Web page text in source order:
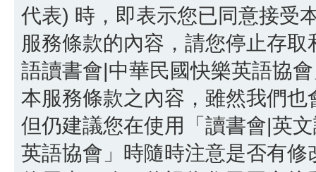
代表) 時，即表示您已同意接受
服務條款的內容，請您停止存
語讀書會|中華民國快樂英語協
本服務條款之內容，雖然我們
但仍建議您在使用「讀書會|英
英語協會」時隨時注意是否有